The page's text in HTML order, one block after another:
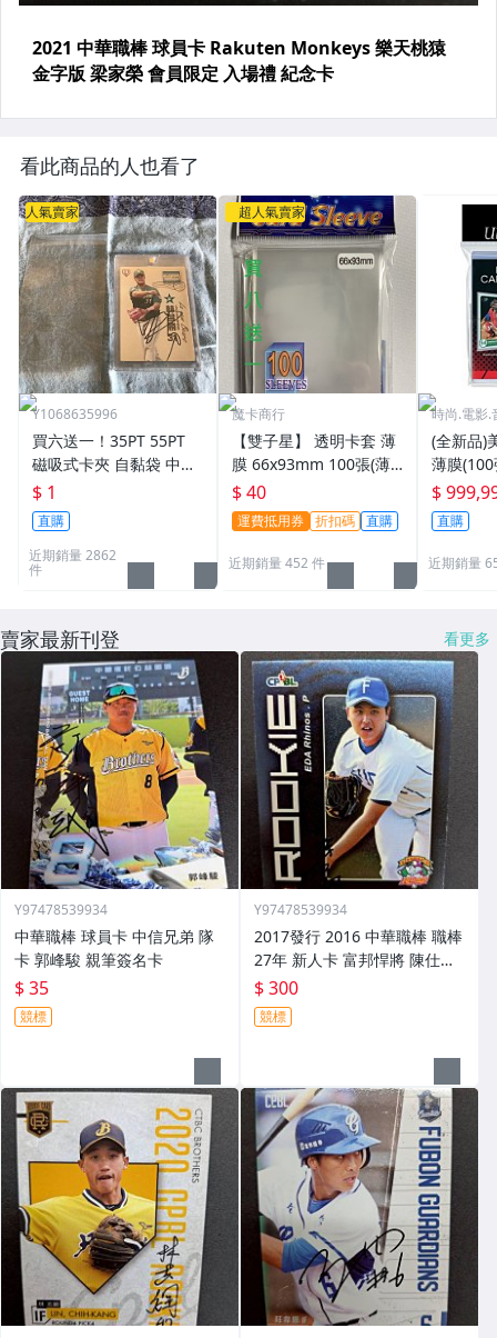
看此商品的人也看了
人氣賣家
Y1068635996
買六送一！35PT 55PT
磁吸式卡夾 自黏袋 中華
職棒球員卡 遊戲王 寶可
夢PTCG 漫威 ultra pro
可用
$ 1
直購
近期銷量 2862
件
超人氣賣家
魔卡商行
【雙子星】 透明卡套 薄
膜 66x93mm 100張(薄)
適用 BBM MLB Topps C
PBL 球員卡
$ 40
運費抵用券 折扣碼 直購
近期銷量 452 件
時尚.電影.
(全新品)
薄膜
次到貨
$
直購
近期銷量
賣家最新刊登 看更多
Y97478539934
中華職棒 球員卡 中信兄弟 隊
卡 郭峰駿 親筆簽名卡
$ 35
競標
Y97478539934
2017發行 2016 中華職棒 職棒
27年 新人卡 富邦悍將 陳仕朋
親筆簽名卡 rc05
$ 300
競標